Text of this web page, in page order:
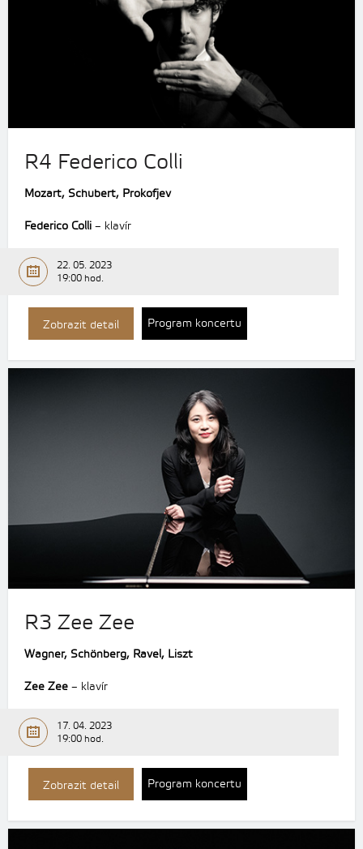
R4 Federico Colli
Mozart, Schubert, Prokofjev
Federico Colli – klavír
22. 05. 2023
19:00 hod.
Zobrazit detail Program koncertu
R3 Zee Zee
Wagner, Schönberg, Ravel, Liszt
Zee Zee – klavír
17. 04. 2023
19:00 hod.
Zobrazit detail Program koncertu